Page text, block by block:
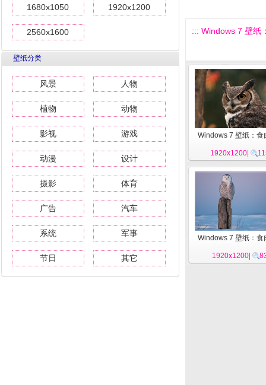
1680x1050 1920x1200
2560x1600
壁纸分类
风景 人物
植物 动物
影视 游戏
动漫 设计
摄影 体育
广告 汽车
系统 军事
节日 其它
::: Windows 7 壁纸
Windows 7 壁纸：食
1920x1200
Windows 7 壁纸：食
1920x1200